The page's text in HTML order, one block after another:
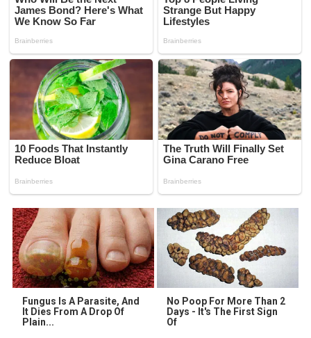
Fungus Is A Parasite, And
It Dies From A Drop Of
Plain...
No Poop For More Than 2
Days - It's The First Sign
Of